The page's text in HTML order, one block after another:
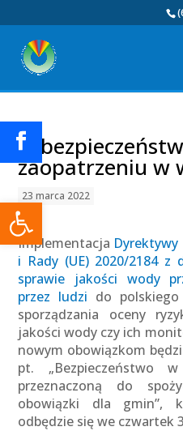
Otwórz pasek narzędzi
O
zaopatrzeniu w
23 marca 2022
Implementacja Dyrektywy
i Rady (UE) 2020/2184
sprawie jakości wody
przez ludzi do polskiego
sporządzania oceny
jakości wody czy ich
nowym obowiązkom
pt. „Bezpieczeństwo
przeznaczoną do
obowiązki dla gmin”,
odbędzie się we czwartek